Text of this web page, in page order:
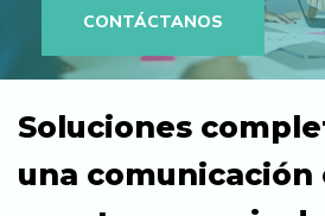
CONTÁCTANOS
Soluciones
una comunicación